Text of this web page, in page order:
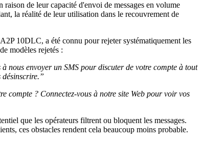
de leur capacité d'envoi de messages en volume
la réalité de leur utilisation dans le recouvrement de
10DLC, a été connu pour rejeter systématiquement les
modèles rejetés :
nous envoyer un SMS pour discuter de votre compte à tout
désinscrire.”
compte ? Connectez-vous à notre site Web pour voir vos
que les opérateurs filtrent ou bloquent les messages.
ces obstacles rendent cela beaucoup moins probable.